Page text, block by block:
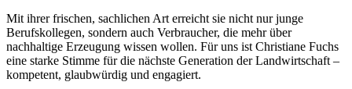
Mit ihrer frischen, sachlichen Art erreicht sie nicht nur junge
Berufskollegen, sondern auch Verbraucher, die mehr über
nachhaltige Erzeugung wissen wollen. Für uns ist Christiane Fuchs
eine starke Stimme für die nächste Generation der Landwirtschaft –
kompetent, glaubwürdig und engagiert.